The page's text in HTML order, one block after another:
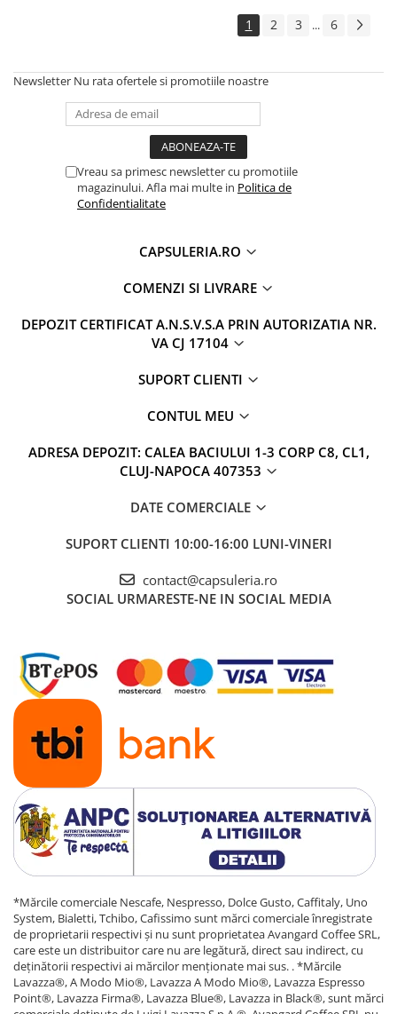
1 2 3 ... 6
Newsletter Nu rata ofertele si promotiile noastre
Vreau sa primesc newsletter cu promotiile
magazinului. Afla mai multe in Politica de
Confidentialitate
CAPSULERIA.RO
COMENZI SI LIVRARE
DEPOZIT CERTIFICAT A.N.S.V.S.A PRIN AUTORIZATIA NR.
VA CJ 17104
SUPORT CLIENTI
CONTUL MEU
ADRESA DEPOZIT: CALEA BACIULUI 1-3 CORP C8, CL1,
CLUJ-NAPOCA 407353
DATE COMERCIALE
SUPORT CLIENTI 10:00-16:00 LUNI-VINERI
contact@capsuleria.ro
SOCIAL URMARESTE-NE IN SOCIAL MEDIA
*Mărcile comerciale Nescafe, Nespresso, Dolce Gusto, Caffitaly, Uno
System, Bialetti, Tchibo, Cafissimo sunt mărci comerciale înregistrate
de proprietarii respectivi și nu sunt proprietatea Avangard Coffee SRL,
care este un distribuitor care nu are legătură, direct sau indirect, cu
deținătorii respectivi ai mărcilor menționate mai sus. . *Mărcile
Lavazza®, A Modo Mio®, Lavazza A Modo Mio®, Lavazza Espresso
Point®, Lavazza Firma®, Lavazza Blue®, Lavazza in Black®, sunt mărci